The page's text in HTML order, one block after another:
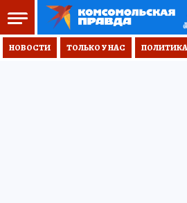
НОВОСТИ ТОЛЬКО У НАС ПОЛИТИКА